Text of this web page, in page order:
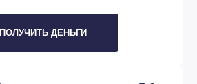
ПОЛУЧИТЬ ДЕНЬГИ